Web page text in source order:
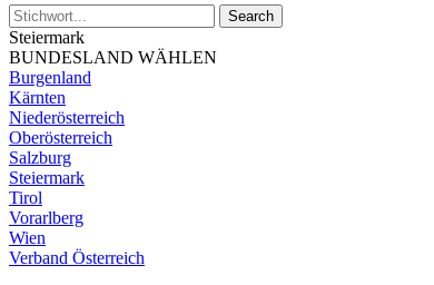
Steiermark
BUNDESLAND WÄHLEN
Burgenland
Kärnten
Niederösterreich
Oberösterreich
Salzburg
Steiermark
Tirol
Vorarlberg
Wien
Verband Österreich